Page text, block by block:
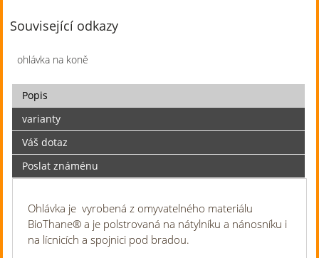
Související odkazy
ohlávka na koně
Popis
varianty
Váš dotaz
Poslat známénu
Ohlávka je vyrobená z omyvatelného materiálu
BioThane® a je polstrovaná na nátylníku a nánosníku i
na lícnicích a spojnici pod bradou.